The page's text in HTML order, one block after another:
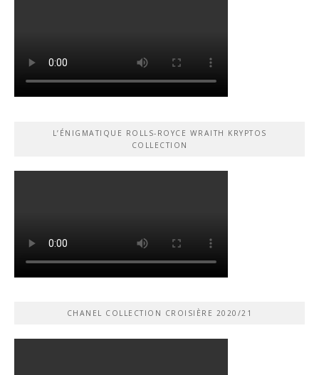
L’ÉNIGMATIQUE ROLLS-ROYCE WRAITH KRYPTOS
COLLECTION
CHANEL COLLECTION CROISIÈRE 2020/21